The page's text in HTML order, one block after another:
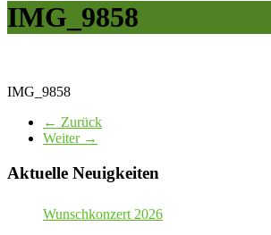
IMG_9858
IMG_9858
← Zurück
Weiter →
Aktuelle Neuigkeiten
Wunschkonzert 2026